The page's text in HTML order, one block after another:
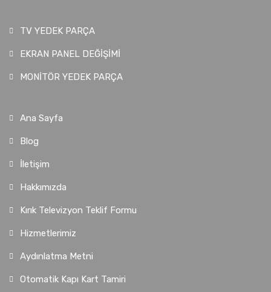
TV YEDEK PARÇA
EKRAN PANEL DEĞİŞİMİ
MONİTÖR YEDEK PARÇA
Ana Sayfa
Blog
İletişim
Hakkımızda
Kırık Televizyon Teklif Formu
Hizmetlerimiz
Aydınlatma Metni
Otomatik Kapı Kart Tamiri